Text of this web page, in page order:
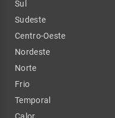
Sul
Sudeste
Centro-Oeste
Nordeste
Norte
Frio
Temporal
Calor